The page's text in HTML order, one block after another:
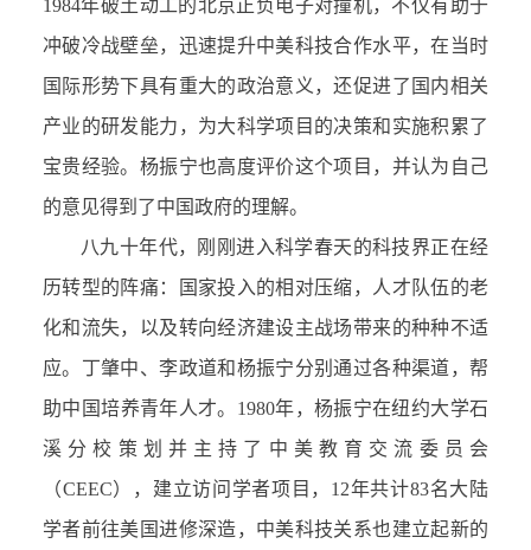
1984年破土动工的北京正负电子对撞机，不仅有助于
冲破冷战壁垒，迅速提升中美科技合作水平，在当时
国际形势下具有重大的政治意义，还促进了国内相关
产业的研发能力，为大科学项目的决策和实施积累了
宝贵经验。杨振宁也高度评价这个项目，并认为自己
的意见得到了中国政府的理解。
八九十年代，刚刚进入科学春天的科技界正在经
历转型的阵痛：国家投入的相对压缩，人才队伍的老
化和流失，以及转向经济建设主战场带来的种种不适
应。丁肇中、李政道和杨振宁分别通过各种渠道，帮
助中国培养青年人才。1980年，杨振宁在纽约大学石
溪分校策划并主持了中美教育交流委员会
（CEEC），建立访问学者项目，12年共计83名大陆
学者前往美国进修深造，中美科技关系也建立起新的